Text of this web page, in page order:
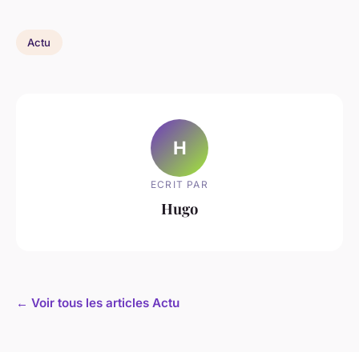
Actu
H
ECRIT PAR
Hugo
← Voir tous les articles Actu